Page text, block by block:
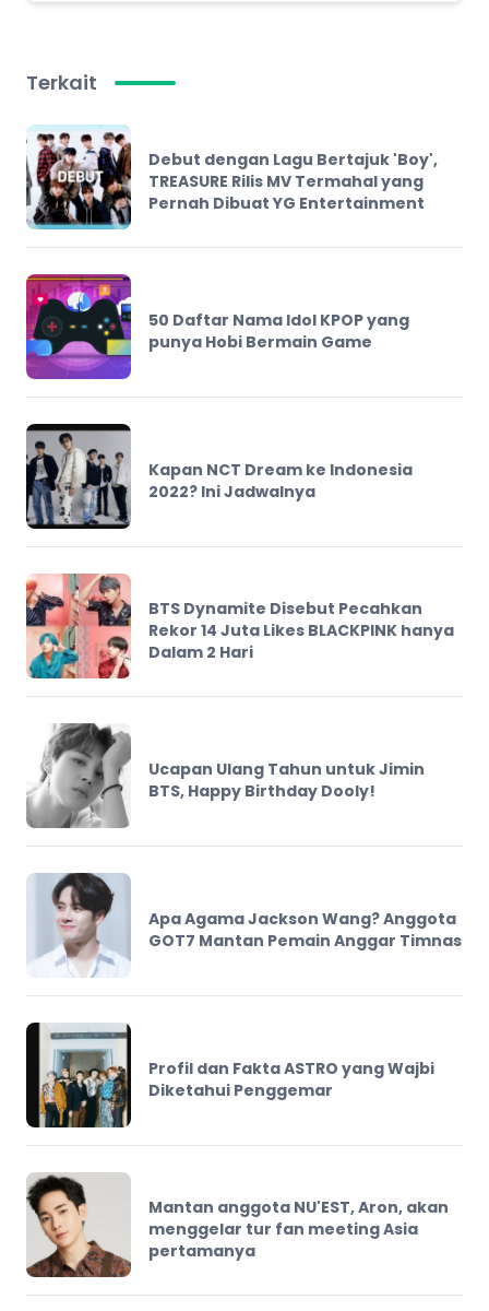
Terkait
Debut dengan Lagu Bertajuk 'Boy',
TREASURE Rilis MV Termahal yang
Pernah Dibuat YG Entertainment
50 Daftar Nama Idol KPOP yang
punya Hobi Bermain Game
Kapan NCT Dream ke Indonesia
2022? Ini Jadwalnya
BTS Dynamite Disebut Pecahkan
Rekor 14 Juta Likes BLACKPINK hanya
Dalam 2 Hari
Ucapan Ulang Tahun untuk Jimin
BTS, Happy Birthday Dooly!
Apa Agama Jackson Wang? Anggota
GOT7 Mantan Pemain Anggar Timnas
Profil dan Fakta ASTRO yang Wajbi
Diketahui Penggemar
Mantan anggota NU'EST, Aron, akan
menggelar tur fan meeting Asia
pertamanya